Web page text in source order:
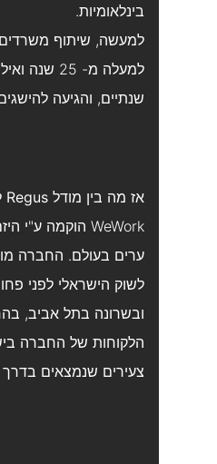
בינלאומיות.
שנתיים, והגיעה
אז מה בין מודל Regus ל WeWork?
צעירים שנמצאים